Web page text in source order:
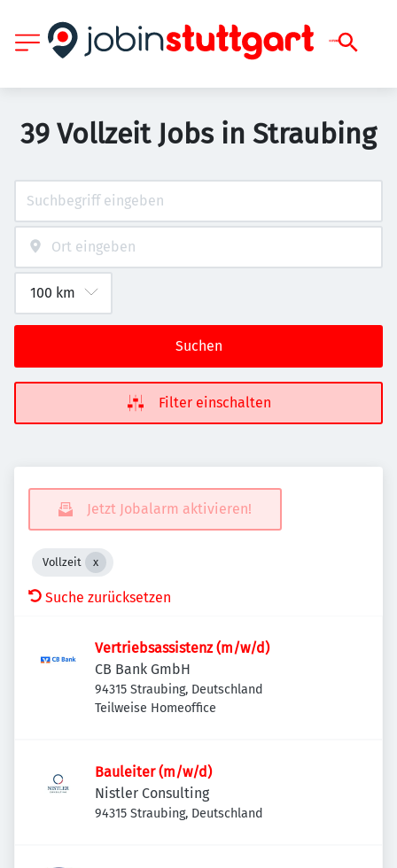
39 Vollzeit Jobs in Straubing
Suchen
Filter einschalten
Jetzt Jobalarm aktivieren!
Vollzeit
Suche zurücksetzen
Vertriebsassistenz (m/w/d)
CB Bank GmbH
94315 Straubing, Deutschland
Teilweise Homeoffice
Bauleiter (m/w/d)
Nistler Consulting
94315 Straubing, Deutschland